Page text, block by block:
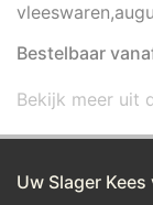
Bestelbaar
Bekijk meer uit
Uw Slager